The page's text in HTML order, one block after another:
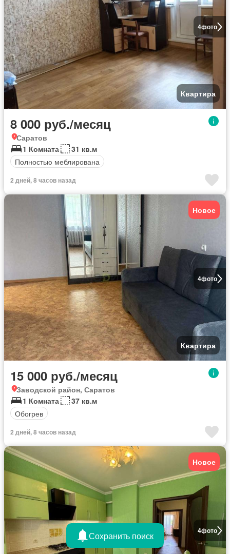
4фото
Квартира
8 000 руб./месяц
Саратов
1 Комната
31 кв.м
Полностью меблирована
2 дней, 8 часов назад
4фото
Новое
Квартира
15 000 руб./месяц
Заводской район, Саратов
1 Комната
37 кв.м
Обогрев
2 дней, 8 часов назад
4фото
Новое
Сохранить поиск